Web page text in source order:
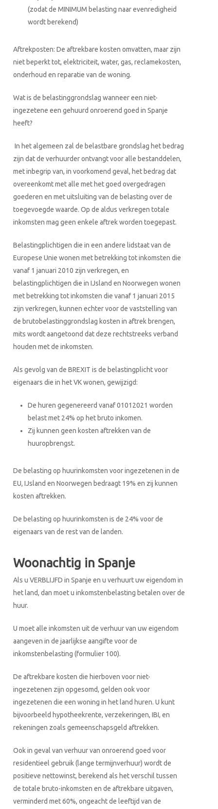
(zodat de MINIMUM belasting naar evenredigheid
wordt berekend)
Aftrekposten: De aftrekbare kosten omvatten, maar zijn
niet beperkt tot, elektriciteit, water, gas, reclamekosten,
onderhoud en reparatie van de woning.
Wat is de belastinggrondslag wanneer een niet-
ingezetene een gehuurd onroerend goed in Spanje
heeft?
In het algemeen zal de belastbare grondslag het bedrag
zijn dat de verhuurder ontvangt voor alle bestanddelen,
met inbegrip van, in voorkomend geval, het bedrag dat
overeenkomt met alle met het goed overgedragen
goederen en met uitsluiting van de belasting over de
toegevoegde waarde. Op de aldus verkregen totale
inkomsten mag geen enkele aftrek worden toegepast.
Belastingplichtigen die in een andere lidstaat van de
Europese Unie wonen met betrekking tot inkomsten die
vanaf 1 januari 2010 zijn verkregen, en
belastingplichtigen die in IJsland en Noorwegen wonen
met betrekking tot inkomsten die vanaf 1 januari 2015
zijn verkregen, kunnen echter voor de vaststelling van
de brutobelastinggrondslag kosten in aftrek brengen,
mits wordt aangetoond dat deze rechtstreeks verband
houden met de inkomsten.
Als gevolg van de BREXIT is de belastingplicht voor
eigenaars die in het VK wonen, gewijzigd:
De huren gegenereerd vanaf 01012021 worden
belast met 24% op het bruto inkomen.
Zij kunnen geen kosten aftrekken van de
huuropbrengst.
De belasting op huurinkomsten voor ingezetenen in de
EU, IJsland en Noorwegen bedraagt 19% en zij kunnen
kosten aftrekken.
De belasting op huurinkomsten is de 24% voor de
eigenaars van de rest van de landen.
Woonachtig in Spanje
Als u VERBLIJFD in Spanje en u verhuurt uw eigendom in
het land, dan moet u inkomstenbelasting betalen over de
huur.
U moet alle inkomsten uit de verhuur van uw eigendom
aangeven in de jaarlijkse aangifte voor de
inkomstenbelasting (formulier 100).
De aftrekbare kosten die hierboven voor niet-
ingezetenen zijn opgesomd, gelden ook voor
ingezetenen die een woning in het land huren. U kunt
bijvoorbeeld hypotheekrente, verzekeringen, IBI, en
rekeningen zoals gemeenschapsgeld aftrekken.
Ook in geval van verhuur van onroerend goed voor
residentieel gebruik (lange termijnverhuur) wordt de
positieve nettowinst, berekend als het verschil tussen
de totale bruto-inkomsten en de aftrekbare uitgaven,
verminderd met 60%, ongeacht de leeftijd van de